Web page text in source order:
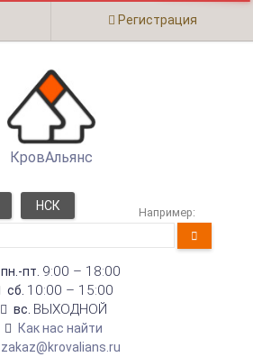
Регистрация
КровАльянс
НСК Например:
пн.-пт. 9:00 – 18:00
сб. 10:00 – 15:00
вс. ВЫХОДНОЙ
Как нас найти
zakaz@krovalians.ru